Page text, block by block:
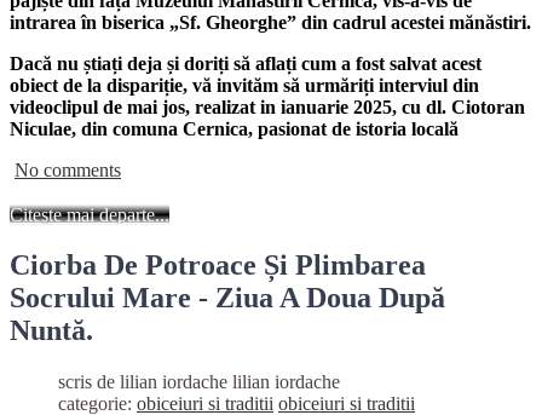
intrarea în biserica „Sf. Gheorghe” din cadrul acestei mănăstiri.
Dacă nu știați deja și doriți să aflați cum a fost salvat acest
obiect de la dispariție, vă invităm să urmăriți interviul din
videoclipul de mai jos, realizat in ianuarie 2025, cu dl. Ciotoran
Niculae, din comuna Cernica, pasionat de istoria locală
No comments
Citește mai departe...
Ciorba De Potroace Și Plimbarea
Socrului Mare - Ziua A Doua După
Nuntă.
scris de lilian iordache lilian iordache
categorie: obiceiuri si traditii obiceiuri si traditii